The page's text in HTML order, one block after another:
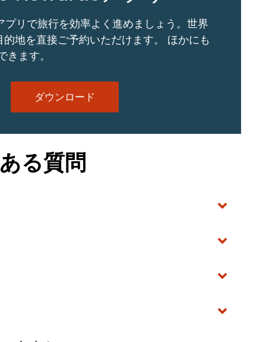
プリで旅行を効率よく進めましょう。世界
地を直接ご予約いただけます。 ほかにも
きます。
ダウンロード
る質問